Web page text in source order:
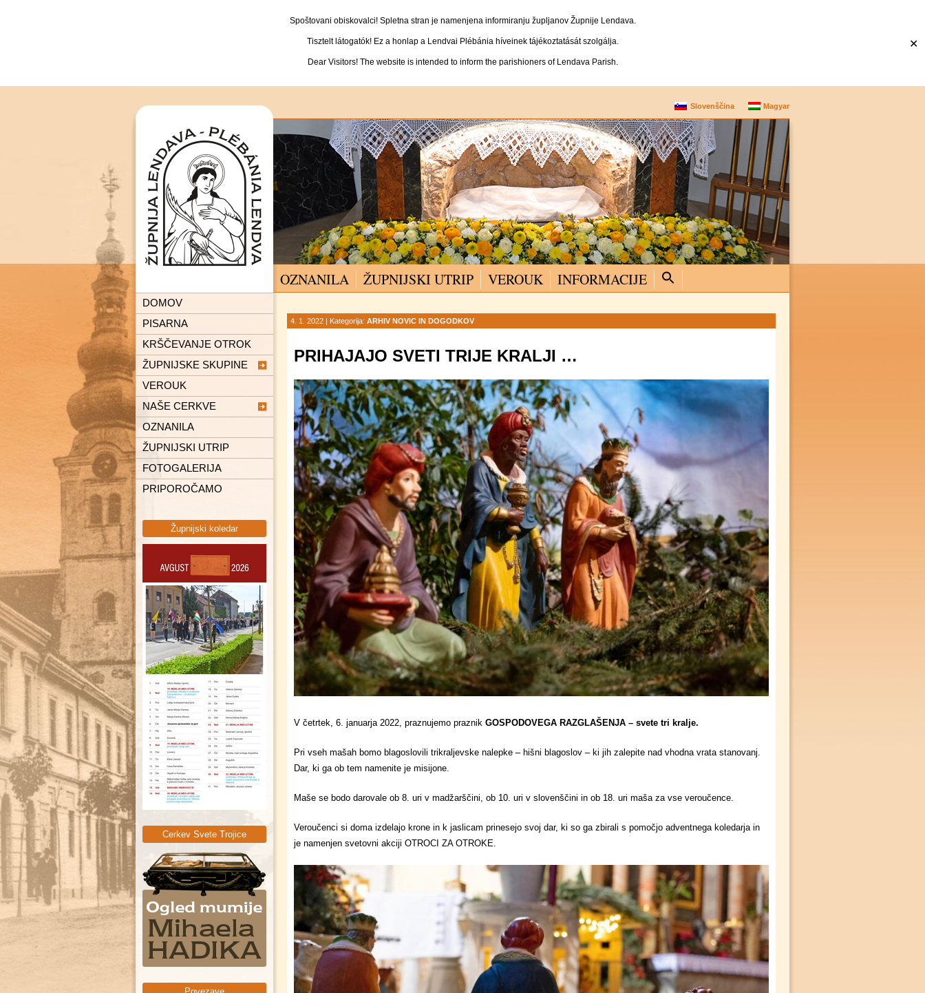
Spoštovani obiskovalci! Spletna stran je namenjena informiranju župljanov Župnije Lendava.
Tisztelt látogatók! Ez a honlap a Lendvai Plébánia híveinek tájékoztatását szolgálja.
Dear Visitors! The website is intended to inform the parishioners of Lendava Parish.
✕
Slovenščina Magyar
OZNANILA ŽUPNIJSKI UTRIP VEROUK INFORMACIJE
DOMOV
PISARNA
KRŠČEVANJE OTROK
ŽUPNIJSKE SKUPINE
Karitas
Ministranti
Pevska skupina Spiritus
Gaudi
Pastoralni svet
VEROUK
NAŠE CERKVE
Čentiba
Dolina
Dolnji Lakoš
Gaberje
Kapca
Lendava
Petišovci
Pince
Sveta Trojica
OZNANILA
ŽUPNIJSKI UTRIP
FOTOGALERIJA
PRIPOROČAMO
Župnijski koledar
Cerkev Svete Trojice
4. 1. 2022 | Kategorija: ARHIV NOVIC IN DOGODKOV
PRIHAJAJO SVETI TRIJE KRALJI …
V četrtek, 6. januarja 2022, praznujemo praznik GOSPODOVEGA RAZGLAŠENJA – svete tri kralje.
Pri vseh mašah bomo blagoslovili trikraljevske nalepke – hišni blagoslov – ki jih zalepite nad vhodna vrata stanovanj.
Dar, ki ga ob tem namenite je misijone.
Maše se bodo darovale ob 8. uri v madžarščini, ob 10. uri v slovenščini in ob 18. uri maša za vse veroučence.
Veroučenci si doma izdelajo krone in k jaslicam prinesejo svoj dar, ki so ga zbirali s pomočjo adventnega koledarja in
je namenjen svetovni akciji OTROCI ZA OTROKE.